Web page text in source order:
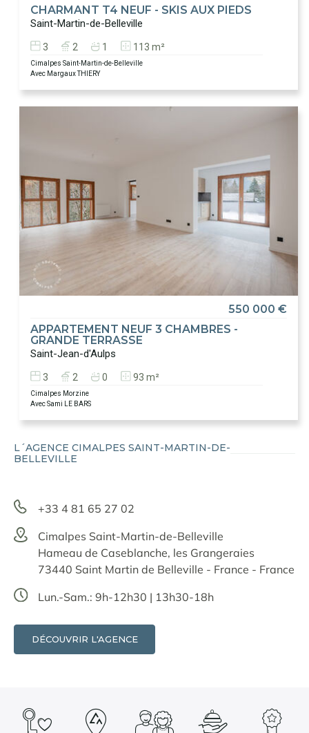
CHARMANT T4 NEUF - SKIS AUX PIEDS
Saint-Martin-de-Belleville
3 2 1 113 m²
Cimalpes Saint-Martin-de-Belleville
Avec Margaux THIERY
550 000 €
APPARTEMENT NEUF 3 CHAMBRES -
GRANDE TERRASSE
Saint-Jean-d'Aulps
3 2 0 93 m²
Cimalpes Morzine
Avec Sami LE BARS
L´AGENCE CIMALPES SAINT-MARTIN-DE-
BELLEVILLE
+33 4 81 65 27 02
Cimalpes Saint-Martin-de-Belleville
Hameau de Caseblanche, les Grangeraies
73440 Saint Martin de Belleville - France - France
Lun.-Sam.: 9h-12h30 | 13h30-18h
DÉCOUVRIR L'AGENCE